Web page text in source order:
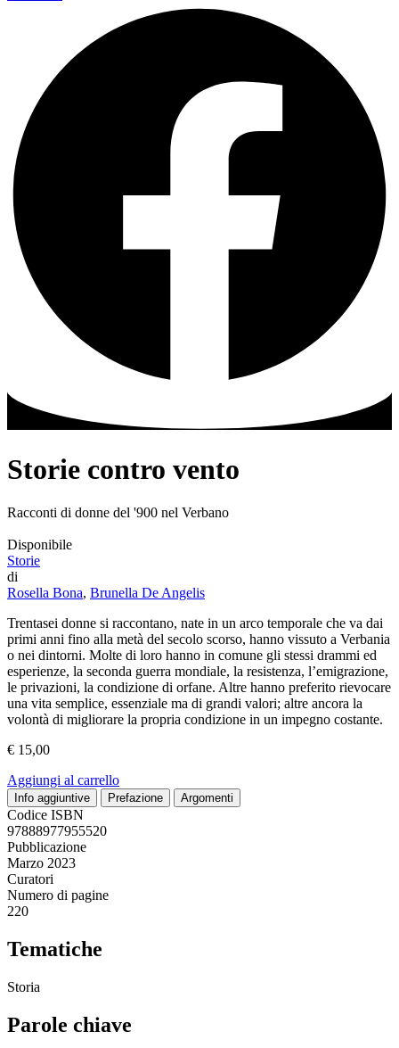
Storie contro vento
Racconti di donne del '900 nel Verbano
Disponibile
Storie
di
Rosella Bona, Brunella De Angelis
Trentasei donne si raccontano, nate in un arco temporale che va dai
primi anni fino alla metà del secolo scorso, hanno vissuto a Verbania
o nei dintorni. Molte di loro hanno in comune gli stessi drammi ed
esperienze, la seconda guerra mondiale, la resistenza, l’emigrazione,
le privazioni, la condizione di orfane. Altre hanno preferito rievocare
una vita semplice, essenziale ma di grandi valori; altre ancora la
volontà di migliorare la propria condizione in un impegno costante.
€ 15,00
Aggiungi al carrello
Info aggiuntive Prefazione Argomenti
Codice ISBN
97888977955520
Pubblicazione
Marzo 2023
Curatori
Numero di pagine
220
Tematiche
Storia
Parole chiave